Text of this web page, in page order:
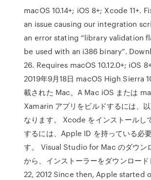
macOS 10.14+; iOS 8+; Xcode 11+.
an issue causing our integration
an error stating “library validation
be used with an i386 binary”.
26. Requires macOS 10.12.0+; iOS
2019年9月18日 macOS High Sierra
載された Mac。A Mac iOS または
Xamarin アプリをビルドするには、
なります。 Xcode をインストールし
するには、Apple ID を持っている必
す。 Visual Studio for Mac のダウン
から、インストーラーをダウンロー
22, 2012 Since then, Apple started